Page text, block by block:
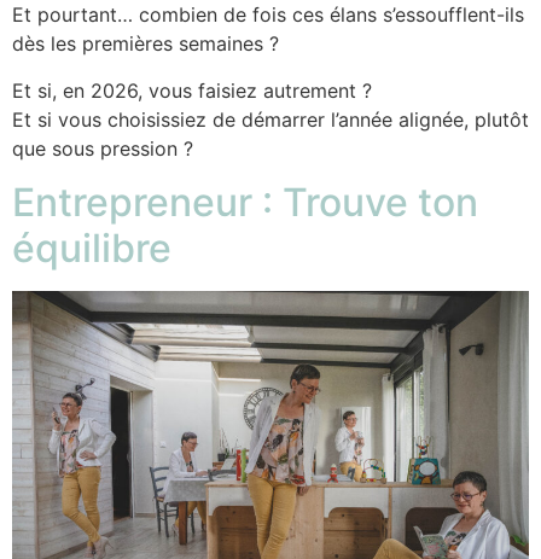
Et pourtant… combien de fois ces élans s’essoufflent-ils
dès les premières semaines ?
Et si, en 2026, vous faisiez autrement ?
Et si vous choisissiez de démarrer l’année alignée, plutôt
que sous pression ?
Entrepreneur : Trouve ton
équilibre